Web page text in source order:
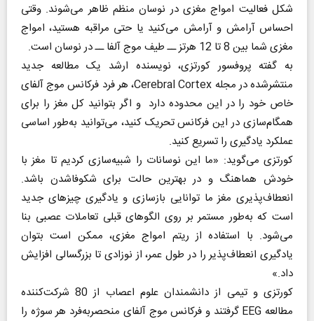
شکل فعالیت امواج مغزی در نوسان منظم ظاهر می‌شوند. وقتی
احساس آرامش و آرامش می‌کنید یا حتی مراقبه هستید، امواج
مغزی شما بین 8 تا 12 هرتز ــ طیف موج آلفا ــ در نوسان است.
به گفته پروفسور کورتزی، نویسنده ارشد یک مطالعه جدید
منتشرشده در مجله Cerebral Cortex، هر فرد فرکانس موج آلفای
خاص خود را در این محدوده دارد و اگر بتوانید کل مغز را برای
همگام‌سازی در این فرکانس تحریک کنید، می‌توانید به‌طور اساسی
عملکرد یادگیری را تسریع کنید.
کورتزی می‌گوید: «ما این نوسانات را شبیه‌سازی کردیم تا مغز با
خودش هماهنگ و در بهترین حالت برای شکوفاشدن باشد.
انعطاف‌پذیری مغز ما توانایی بازسازی و یادگیری چیزهای جدید
است که به‌طور مستمر بر روی الگوهای قبلی تعاملات عصبی بنا
می‌شود. با استفاده از ریتم امواج مغزی، ممکن است بتوان
یادگیری انعطاف‌پذیر را در طول عمر، از نوزادی تا بزرگسالی افزایش
داد.»
کورتزی و تیمی از دانشمندان علوم اعصاب از 80 شرکت‌کننده
مطالعه EEG گرفتند و فرکانس موج آلفای منحصربه‌فرد هر سوژه را